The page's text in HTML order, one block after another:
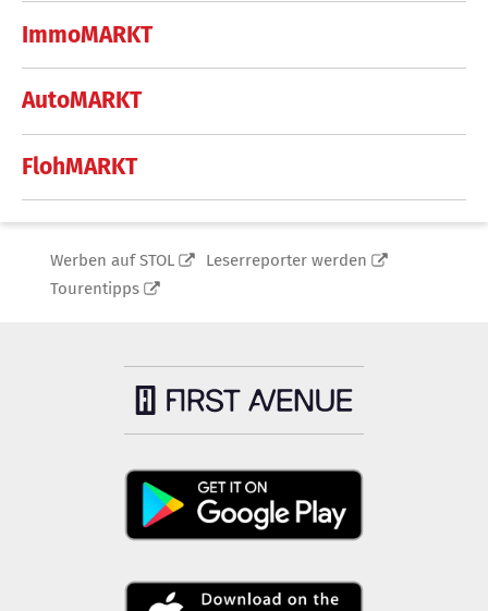
ImmoMARKT
AutoMARKT
FlohMARKT
Werben auf STOL
Leserreporter werden
Tourentipps